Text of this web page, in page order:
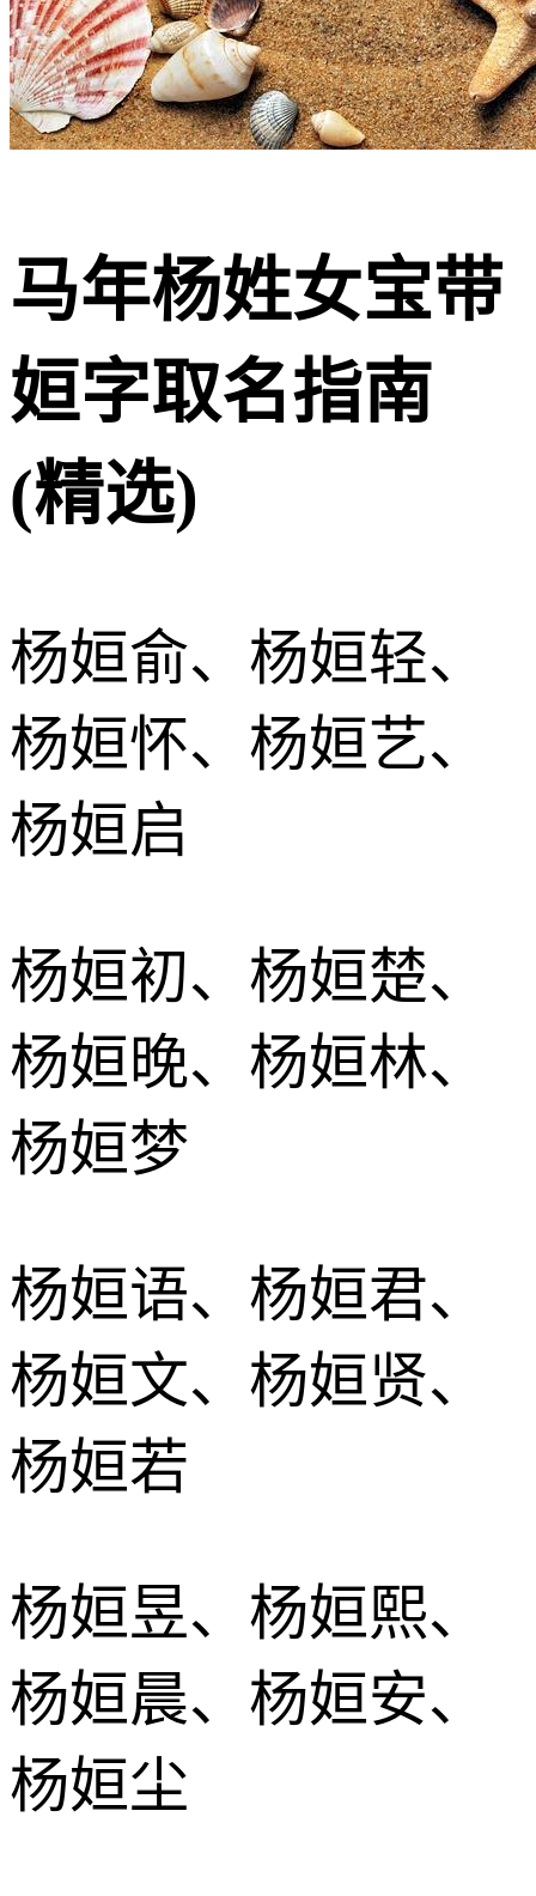
马年杨姓女宝带
姮字取名指南
(精选)
杨姮俞、杨姮轻、
杨姮怀、杨姮艺、
杨姮启
杨姮初、杨姮楚、
杨姮晚、杨姮林、
杨姮梦
杨姮语、杨姮君、
杨姮文、杨姮贤、
杨姮若
杨姮昱、杨姮熙、
杨姮晨、杨姮安、
杨姮尘